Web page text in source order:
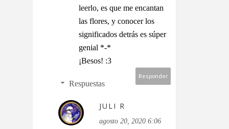
leerlo, es que me encantan
las flores, y conocer los
significados detrás es súper
genial *-*
¡Besos! :3
Responder
Respuestas
JULI R
agosto 20, 2020 6:06